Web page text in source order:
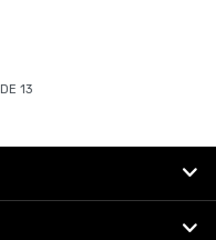
DE 13